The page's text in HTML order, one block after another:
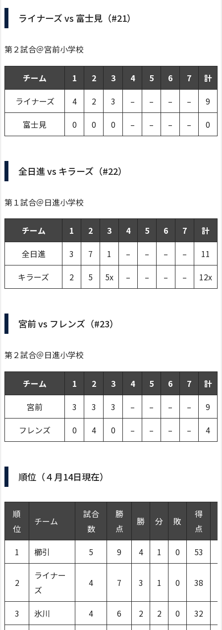
ライナーズ vs 富士見（#21）
第２試合＠宮前小学校
チーム 1 2 3 4 5 6 7
計
ライナーズ
4 2 3 – – – –
9
富士見
0 0 0 – – – – 0
全日進 vs キラーズ（#22）
第１試合＠日進小学校
チーム 1 2 3 4 5 6 7
計
全日進
3 7 1 – – – –
11
キラーズ
2 5 5x – – – – 12x
宮前 vs フレンズ（#23）
第２試合＠日進小学校
チーム 1 2 3 4 5 6 7
計
宮前
3 3 3 – – – –
9
フレンズ
0 4 0 – – – – 4
順位（４月14日現在）
順
位
チーム
試合
数
勝
点
勝 分 敗
得
点
1
櫛引 5 9 4 1 0 53
2
ライナー
ズ
4 7 3 1 0 38
3 氷川 4 6 2 2 0 32